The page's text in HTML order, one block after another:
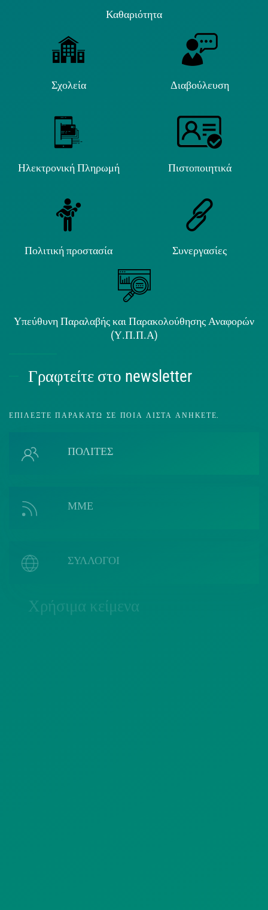
Καθαριότητα
Σχολεία Διαβούλευση
Ηλεκτρονική Πληρωμή Πιστοποιητικά
Πολιτική προστασία Συνεργασίες
Υπεύθυνη Παραλαβής και Παρακολούθησης Αναφορών
(Υ.Π.Π.Α)
Γραφτείτε στο newsletter
ΕΠΙΛΈΞΤΕ ΠΑΡΑΚΆΤΩ ΣΕ ΠΟΙΑ ΛΊΣΤΑ ΑΝΉΚΕΤΕ.
ΠΟΛΙΤΕΣ
ΜΜΕ
ΣΥΛΛΟΓΟΙ
Χρήσιμα κείμενα